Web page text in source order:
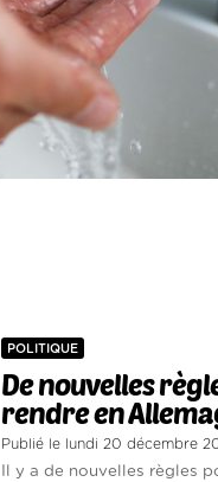
POLITIQUE
De nouvelles
rendre en
Publié le lundi 20 décembre
Il y a de nouvelles règles